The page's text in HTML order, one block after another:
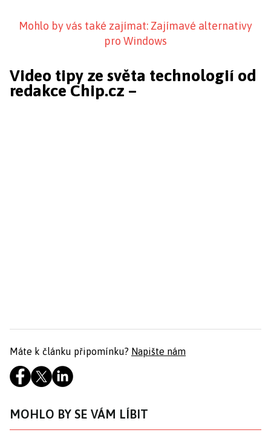
Mohlo by vás také zajímat: Zajímavé alternativy
pro Windows
Video tipy ze světa technologií od
redakce Chip.cz –
Máte k článku připomínku? Napište nám
MOHLO BY SE VÁM LÍBIT